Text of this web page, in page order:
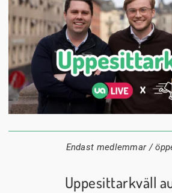
24 augusti
Endast medlemmar /
Uppesittarkväll